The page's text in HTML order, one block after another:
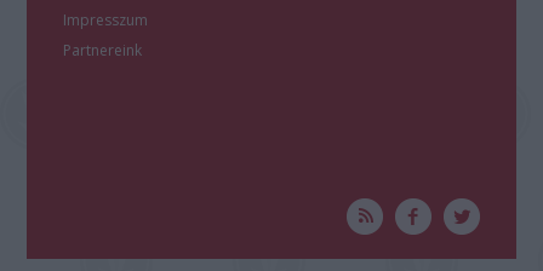
Impresszum
Partnereink